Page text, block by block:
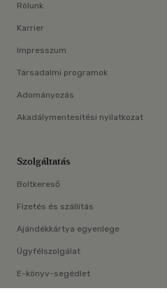
Rólunk
Karrier
Impresszum
Társadalmi programok
Adományozás
Akadálymentesítési nyilatkozat
Szolgáltatás
Boltkereső
Fizetés és szállítás
Ajándékkártya egyenlege
Ügyfélszolgálat
E-könyv-segédlet